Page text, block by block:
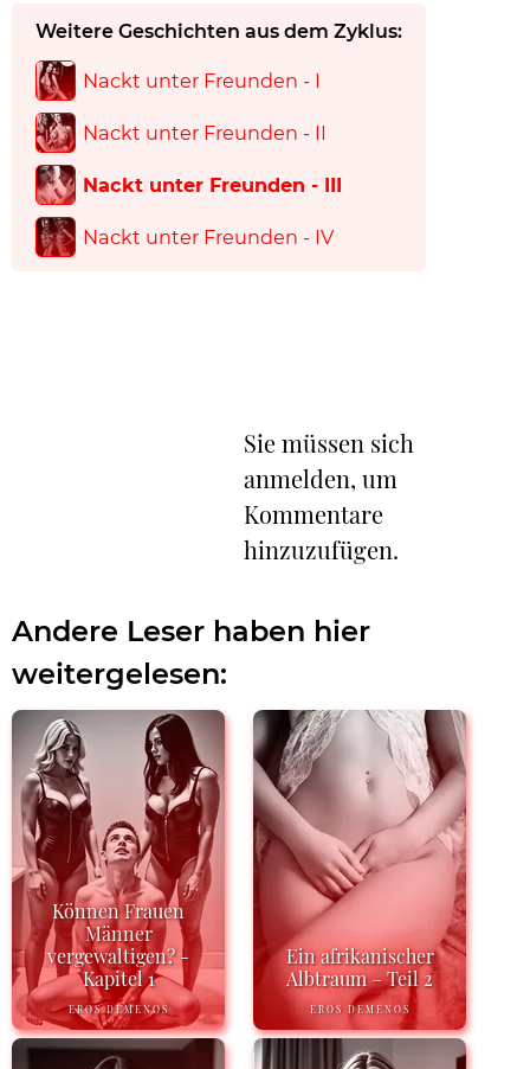
Weitere Geschichten aus dem Zyklus:
Nackt unter Freunden - I
Nackt unter Freunden - II
Nackt unter Freunden - III
Nackt unter Freunden - IV
Sie müssen sich
anmelden, um
Kommentare
hinzuzufügen.
Andere Leser haben hier
weitergelesen:
Können Frauen
Männer
vergewaltigen? -
Kapitel 1
EROS DEMENOS
Ein afrikanischer
Albtraum – Teil 2
EROS DEMENOS